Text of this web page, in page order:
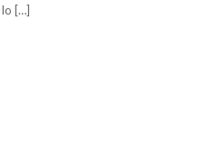
[…]